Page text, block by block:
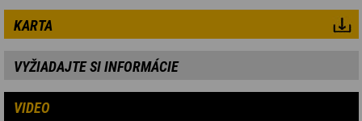
KARTA
VYŽIADAJTE SI INFORMÁCIE
VIDEO